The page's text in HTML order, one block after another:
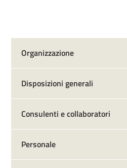
Organizzazione
Disposizioni generali
Consulenti e collaboratori
Personale